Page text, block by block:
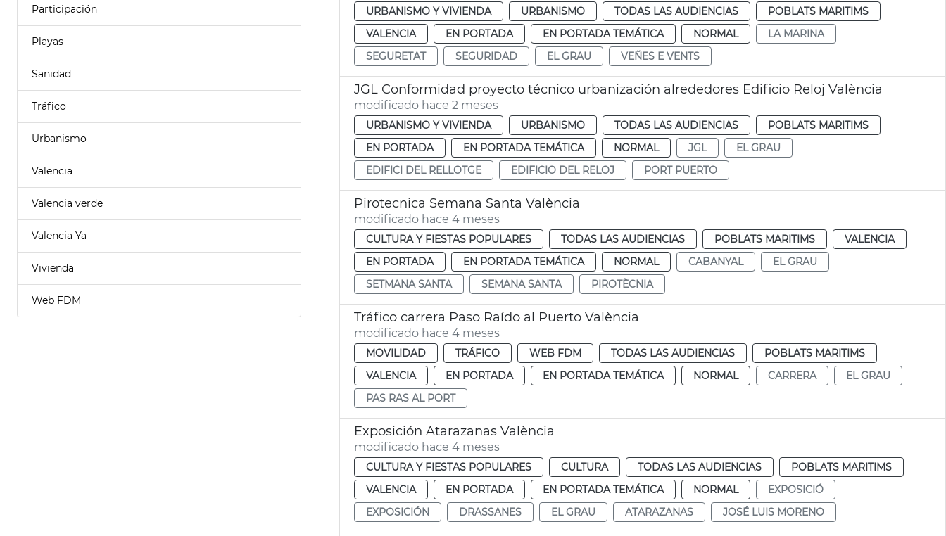
Participación
Playas
Sanidad
Tráfico
Urbanismo
Valencia
Valencia verde
Valencia Ya
Vivienda
Web FDM
URBANISMO Y VIVIENDA URBANISMO TODAS LAS AUDIENCIAS
POBLATS MARITIMS
VALENCIA
EN PORTADA EN PORTADA TEMÁTICA NORMAL
LA MARINA
SEGURETAT
SEGURIDAD EL GRAU VEÑES E VENTS
JGL Conformidad proyecto técnico urbanización alrededores Edificio Reloj València
modificado hace 2 meses
URBANISMO Y VIVIENDA URBANISMO TODAS LAS AUDIENCIAS
POBLATS MARITIMS
EN PORTADA
EN PORTADA TEMÁTICA NORMAL JGL
EL GRAU
EDIFICI DEL RELLOTGE
EDIFICIO DEL RELOJ PORT PUERTO
Pirotecnica Semana Santa València
modificado hace 4 meses
CULTURA Y FIESTAS POPULARES TODAS LAS AUDIENCIAS POBLATS MARITIMS
VALENCIA
EN PORTADA
EN PORTADA TEMÁTICA NORMAL CABANYAL
EL GRAU
SETMANA SANTA
SEMANA SANTA PIROTÈCNIA
Tráfico carrera Paso Raído al Puerto València
modificado hace 4 meses
MOVILIDAD TRÁFICO WEB FDM TODAS LAS AUDIENCIAS
POBLATS MARITIMS
VALENCIA
EN PORTADA EN PORTADA TEMÁTICA NORMAL CARRERA
EL GRAU
PAS RAS AL PORT
Exposición Atarazanas València
modificado hace 4 meses
CULTURA Y FIESTAS POPULARES CULTURA TODAS LAS AUDIENCIAS
POBLATS MARITIMS
VALENCIA
EN PORTADA EN PORTADA TEMÁTICA NORMAL
EXPOSICIÓ
EXPOSICIÓN
DRASSANES EL GRAU ATARAZANAS JOSÉ LUIS MORENO